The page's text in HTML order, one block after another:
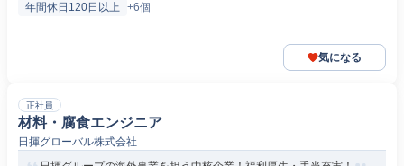
年間休日120日以上 +6個
気になる
正社員
材料・腐食エンジニア
日揮グローバル株式会社